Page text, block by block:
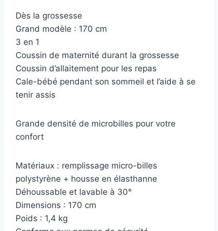
Dès la grossesse
Grand modèle : 170 cm
3 en 1
Coussin de maternité durant la grossesse
Coussin d’allaitement pour les repas
Cale-bébé pendant son sommeil et l’aide à se
tenir assis
Grande densité de microbilles pour votre
confort
Matériaux : remplissage micro-billes
polystyrène + housse en élasthanne
Déhoussable et lavable à 30°
Dimensions : 170 cm
Poids : 1,4 kg